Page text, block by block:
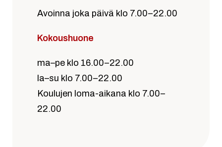
Avoinna joka päivä klo 7.00–22.00
Kokoushuone
ma–pe klo 16.00–22.00
la–su klo 7.00–22.00
Koulujen loma-aikana klo 7.00–
22.00